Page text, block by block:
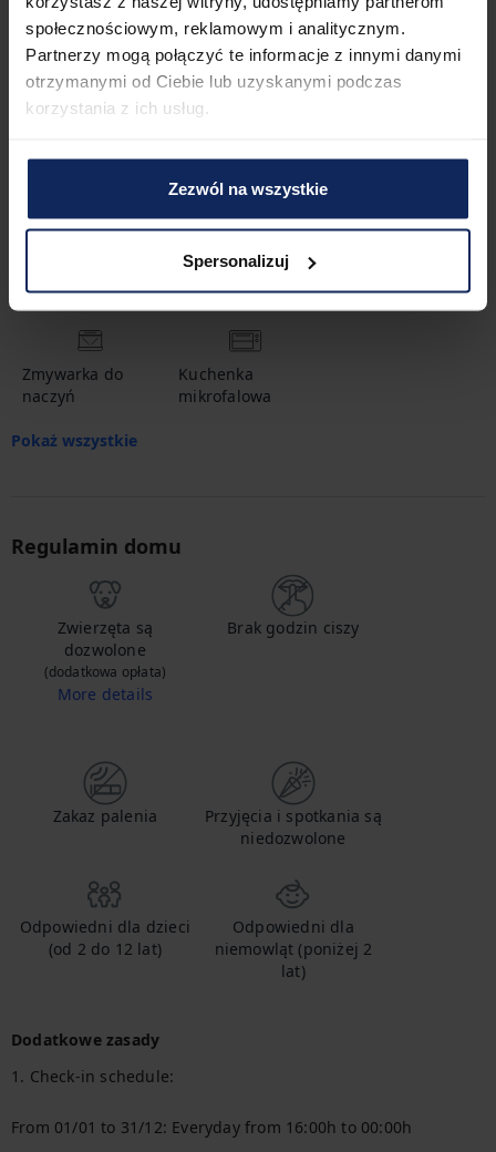
społecznościowym, reklamowym i analitycznym.
Partnerzy mogą połączyć te informacje z innymi danymi
otrzymanymi od Ciebie lub uzyskanymi podczas
korzystania z ich usług.
Zezwól na wszystkie
Spersonalizuj
Udogodnienia
Ekspres do kawy
sztućce
Zmywarka do
naczyń
Kuchenka
mikrofalowa
Pokaż wszystkie
Regulamin domu
Zwierzęta są
dozwolone
(dodatkowa opłata)
More details
Brak godzin ciszy
Zakaz palenia
Przyjęcia i spotkania są
niedozwolone
Odpowiedni dla dzieci
(od 2 do 12 lat)
Odpowiedni dla
niemowląt (poniżej 2
lat)
Dodatkowe zasady
1. Check-in schedule:
From 01/01 to 31/12: Everyday from 16:00h to 00:00h